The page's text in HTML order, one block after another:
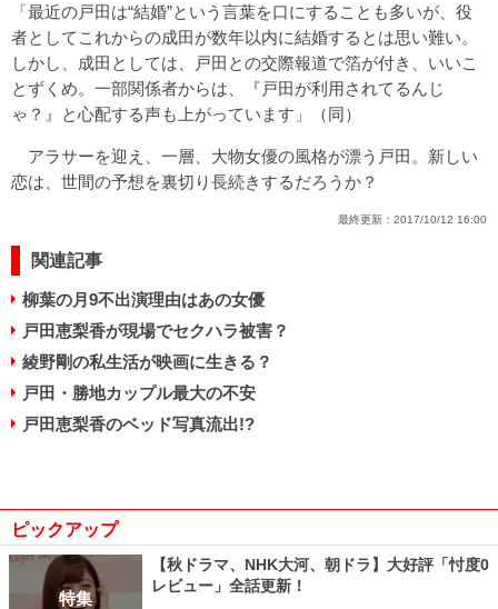
「最近の戸田は“結婚”という言葉を口にすることも多いが、役
者としてこれからの成田が数年以内に結婚するとは思い難い。
しかし、成田としては、戸田との交際報道で箔が付き、いいこ
とずくめ。一部関係者からは、『戸田が利用されてるんじ
ゃ？』と心配する声も上がっています」（同）
アラサーを迎え、一層、大物女優の風格が漂う戸田。新しい
恋は、世間の予想を裏切り長続きするだろうか？
最終更新： 2017/10/12 16:00
関連記事
柳葉の月9不出演理由はあの女優
戸田恵梨香が現場でセクハラ被害？
綾野剛の私生活が映画に生きる？
戸田・勝地カップル最大の不安
戸田恵梨香のベッド写真流出!?
ピックアップ
特集
【秋ドラマ、NHK大河、朝ドラ】大好評「忖度0
レビュー」全話更新！